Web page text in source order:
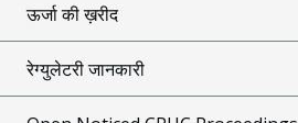
ऊर्जा की ख़रीद
रेग्युलेटरी जानकारी